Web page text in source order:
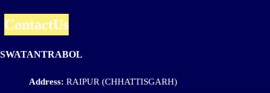
ContactUs
SWATANTRABOL
Address: RAIPUR (CHHATTISGARH)